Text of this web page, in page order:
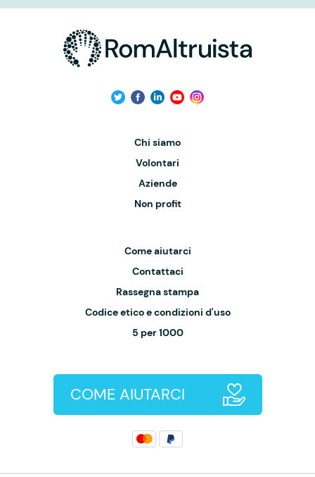
Chi siamo
Volontari
Aziende
Non profit
Come aiutarci
Contattaci
Rassegna stampa
Codice etico e condizioni d'uso
5 per 1000
COME AIUTARCI